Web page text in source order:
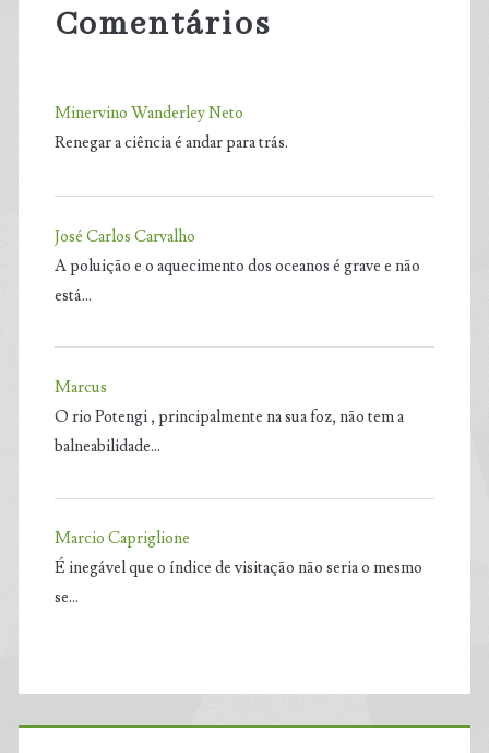
Comentários
Minervino Wanderley Neto
Renegar a ciência é andar para trás.
José Carlos Carvalho
A poluição e o aquecimento dos oceanos é grave e não
está…
Marcus
O rio Potengi , principalmente na sua foz, não tem a
balneabilidade…
Marcio Capriglione
É inegável que o índice de visitação não seria o mesmo
se…